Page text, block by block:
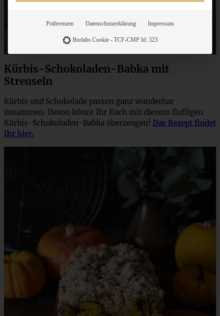
Kürbis-Schokoladen-Babka mit
Streuseln
Kürbis und Schokolade passen ganz wunderbar
zusammen. Davon könnt Ihr Euch mit diesem fluffigen
Kürbis-Schokoladen-Babka überzeugen! Das Rezept findet
Ihr hier.
Präferenzen Datenschutzerklärung Impressum
Borlabs Cookie - TCF-CMP Id: 323